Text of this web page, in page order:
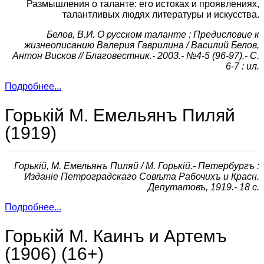
Размышления о таланте: его истоках и проявлениях,
талантливых людях литературы и искусства.
Белов, В.И. О русском таланте : Предисловие к
жизнеописанию Валерия Гаврилина / Василий Белов,
Антон Висков // Благовестник.- 2003.- №4-5 (96-97).- С.
6-7 : ил.
Подробнее...
Горькiй М. Емельянъ Пиляй
(1919)
Горькiй, М. Емельянъ Пиляй / М. Горькiй.- Петербургъ :
Изданie Петроградскаго Совѣта Рабочихъ и Красн.
Депутатовъ, 1919.- 18 с.
Подробнее...
Горькiй М. Каинъ и Артемъ
(1906) (16+)